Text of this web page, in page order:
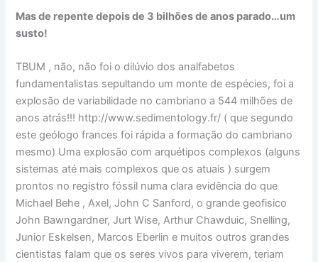
Mas de repente depois de 3 bilhões de anos parado…um
susto!
TBUM , não, não foi o dilúvio dos analfabetos
fundamentalistas sepultando um monte de espécies, foi a
explosão de variabilidade no cambriano a 544 milhões de
anos atrás!!! http://www.sedimentology.fr/ ( que segundo
este geólogo frances foi rápida a formação do cambriano
mesmo) Uma explosão com arquétipos complexos (alguns
sistemas até mais complexos que os atuais ) surgem
prontos no registro fóssil numa clara evidência do que
Michael Behe , Axel, John C Sanford, o grande geofisico
John Bawngardner, Jurt Wise, Arthur Chawduic, Snelling,
Junior Eskelsen, Marcos Eberlin e muitos outros grandes
cientistas falam que os seres vivos para viverem, teriam